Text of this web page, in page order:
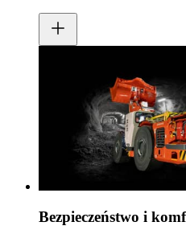
Bezpieczeństwo i